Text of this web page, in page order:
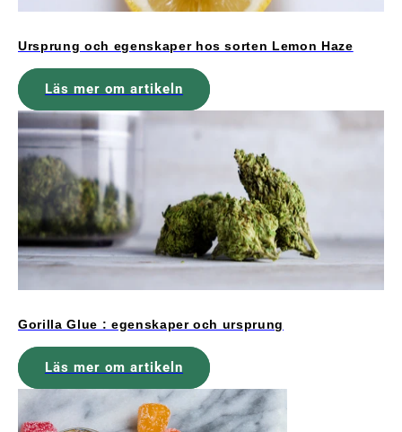
Ursprung och egenskaper hos sorten Lemon Haze
Läs mer om artikeln
Gorilla Glue : egenskaper och ursprung
Läs mer om artikeln